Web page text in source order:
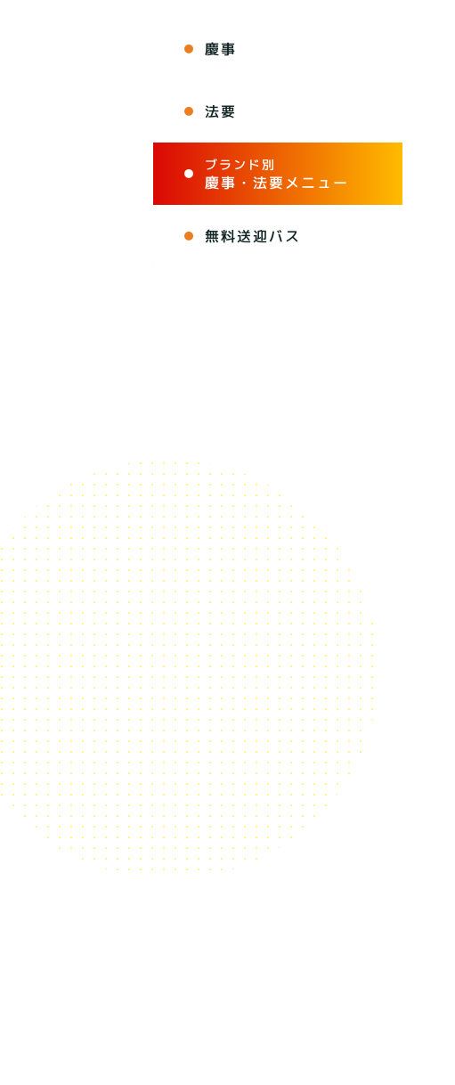
慶事
法要
ブランド別
慶事・法要メニュー
無料送迎バス